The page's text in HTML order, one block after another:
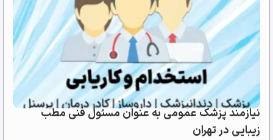
نیازمند پزشک عمومی به عنوان مسئول فنی مطب
زیبایی در تهران